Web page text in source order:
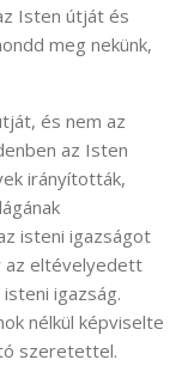
Isten útját és
meg nekünk,
és nem az
az Isten
irányították,
isteni igazságot
az eltévelyedett
igazság.
nélkül képviselte
szeretettel.